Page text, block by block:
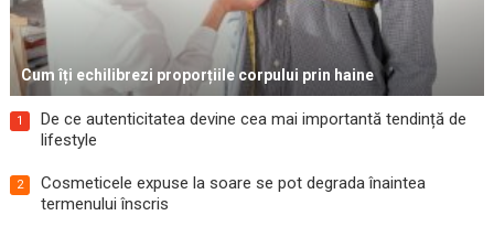
Cum îți echilibrezi proporțiile corpului prin haine
1
De ce autenticitatea devine cea mai importantă tendință de
lifestyle
2
Cosmeticele expuse la soare se pot degrada înaintea
termenului înscris